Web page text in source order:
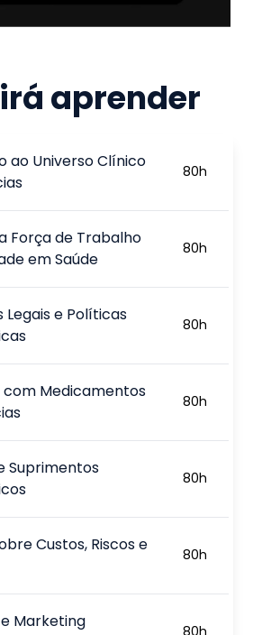
aprender
ao Universo Clínico
80h
Força de Trabalho
em Saúde
80h
Legais e Políticas
80h
com Medicamentos
80h
Suprimentos
80h
Custos, Riscos e
80h
Marketing
80h